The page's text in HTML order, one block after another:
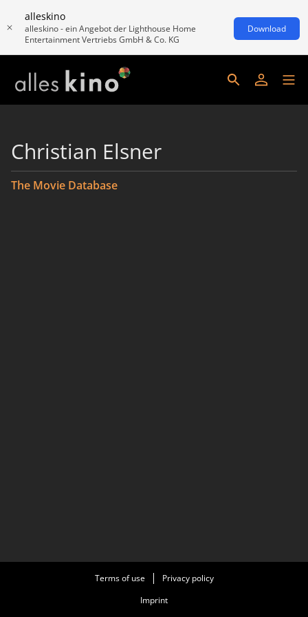
alleskino
alleskino - ein Angebot der Lighthouse Home
Entertainment Vertriebs GmbH & Co. KG
Download
Christian Elsner
The Movie Database
Terms of use
Privacy policy
Imprint